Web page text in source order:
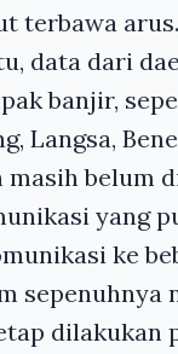
terbawa arus.
data dari
banjir,
Langsa,
masih belum
yang
ke
sepenuhnya
dilakukan